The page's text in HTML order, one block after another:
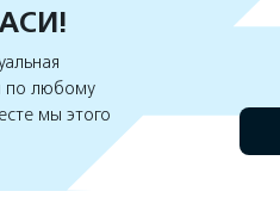
по любому
мы этого